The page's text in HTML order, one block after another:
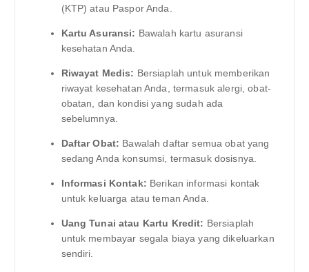
(KTP) atau Paspor Anda.
Kartu Asuransi: Bawalah kartu asuransi
kesehatan Anda.
Riwayat Medis: Bersiaplah untuk memberikan
riwayat kesehatan Anda, termasuk alergi, obat-
obatan, dan kondisi yang sudah ada
sebelumnya.
Daftar Obat: Bawalah daftar semua obat yang
sedang Anda konsumsi, termasuk dosisnya.
Informasi Kontak: Berikan informasi kontak
untuk keluarga atau teman Anda.
Uang Tunai atau Kartu Kredit: Bersiaplah
untuk membayar segala biaya yang dikeluarkan
sendiri.